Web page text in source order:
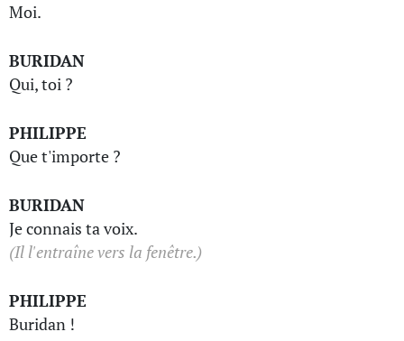
Moi.
BURIDAN
Qui, toi ?
PHILIPPE
Que t'importe ?
BURIDAN
Je connais ta voix.
(Il l'entraîne vers la fenêtre.)
PHILIPPE
Buridan !